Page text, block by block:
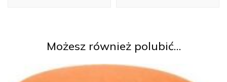
Możesz również polubić…